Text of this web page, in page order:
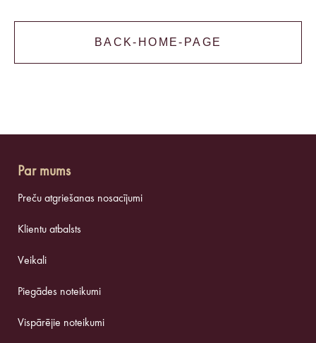
BACK-HOME-PAGE
Par mums
Preču atgriešanas nosacījumi
Klientu atbalsts
Veikali
Piegādes noteikumi
Vispārējie noteikumi